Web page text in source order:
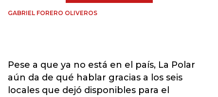
GABRIEL FORERO OLIVEROS
Pese a que ya no está en el país, La Polar
aún da de qué hablar gracias a los seis
locales que dejó disponibles para el